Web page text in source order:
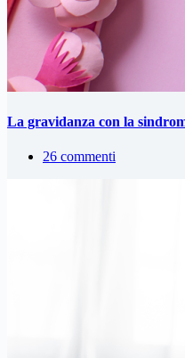
La gravidanza con la
26 commenti